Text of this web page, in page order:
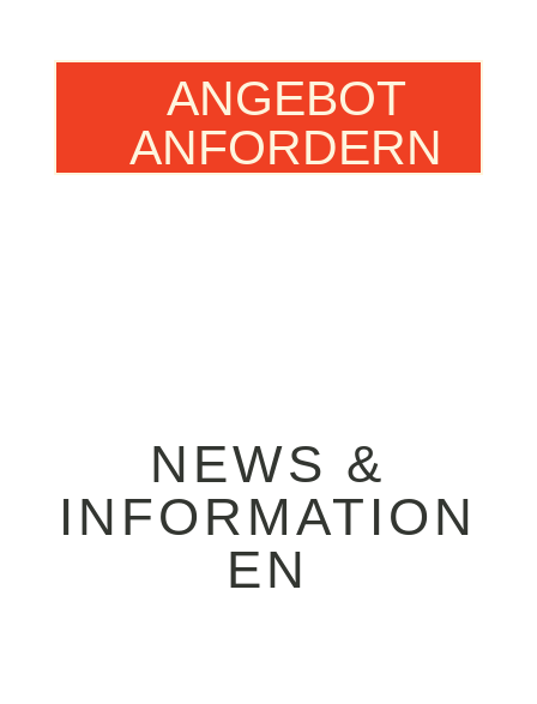
ANGEBOT
ANFORDERN
NEWS &
INFORMATION
EN